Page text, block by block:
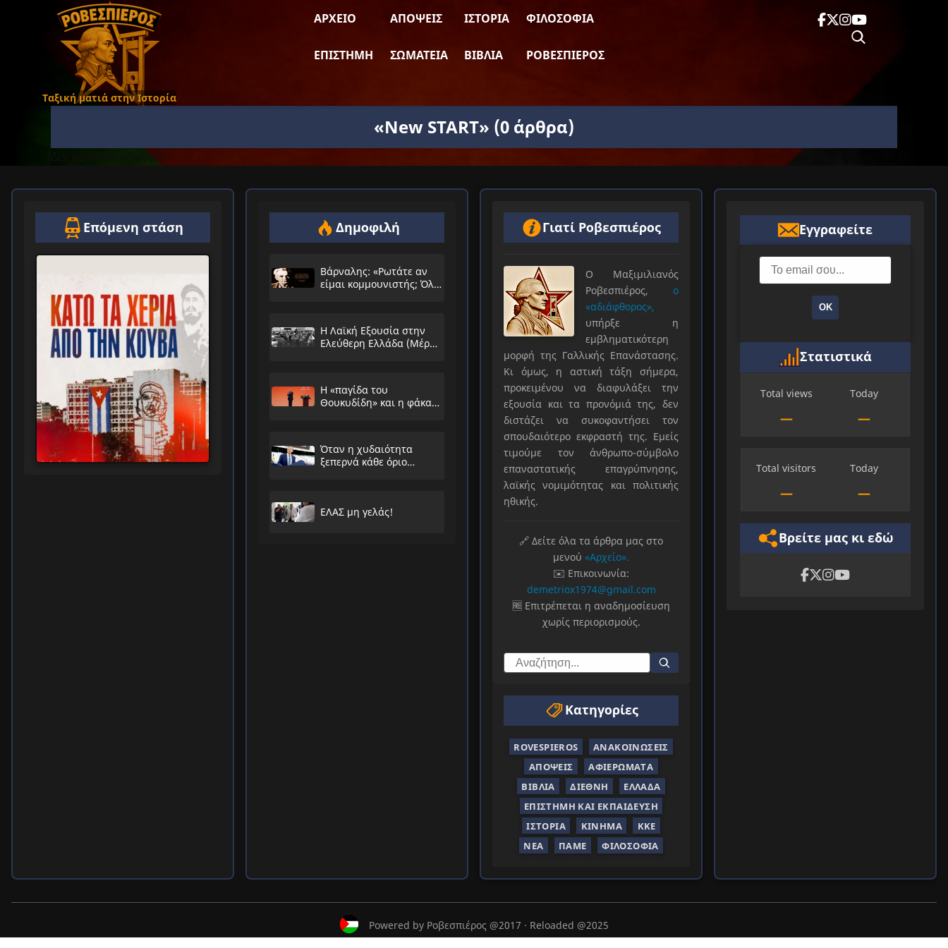
Ταξική ματιά στην Ιστορία
ΑΡΧΕΊΟ ΑΠΌΨΕΙΣ ΙΣΤΟΡΊΑ ΦΙΛΟΣΟΦΊΑ
ΕΠΙΣΤΉΜΗ ΣΩΜΑΤΕΊΑ ΒΙΒΛΊΑ ΡΟΒΕΣΠΙΈΡΟΣ
«New START» (0 άρθρα)
Δεν βρέθηκαν άρθρα
Επόμενη στάση Δημοφιλή
Βάρναλης: «Ρωτάτε αν
είμαι κομμουνιστής; Όλο
Η Λαϊκή Εξουσία στην
Ελεύθερη Ελλάδα (Μέρος
Η «παγίδα του
Θουκυδίδη» και η φάκα
Όταν η χυδαιότητα
ξεπερνά κάθε όριο…
ΕΛΑΣ μη γελάς!
Γιατί Ροβεσπιέρος
Ο Μαξιμιλιανός
Ροβεσπιέρος, ο
«αδιάφθορος»,
υπήρξε η
εμβληματικότερη
μορφή της Γαλλικής Επανάστασης.
Κι όμως, η αστική τάξη σήμερα,
προκειμένου να διαφυλάξει την
εξουσία και τα προνόμιά της, δεν
διστάζει να συκοφαντήσει τον
σπουδαιότερο εκφραστή της. Εμείς
τιμούμε τον άνθρωπο-σύμβολο
επαναστατικής επαγρύπνησης,
λαϊκής νομιμότητας και πολιτικής
ηθικής.
🔗 Δείτε όλα τα άρθρα μας στο
μενού «Αρχείο».
✉️ Επικοινωνία:
demetriox1974@gmail.com
🆓 Επιτρέπεται η αναδημοσίευση
χωρίς περιορισμούς.
Κατηγορίες
ROVESPIEROS
ΑΝΑΚΟΙΝΏΣΕΙΣ
ΑΠΌΨΕΙΣ
ΑΦΙΕΡΏΜΑΤΑ
ΒΙΒΛΊΑ
ΔΙΕΘΝΉ
ΕΛΛΆΔΑ
ΕΠΙΣΤΉΜΗ ΚΑΙ ΕΚΠΑΊΔΕΥΣΗ
ΙΣΤΟΡΊΑ
ΚΊΝΗΜΑ
ΚΚΕ
ΝΈΑ
ΠΑΜΕ ΦΙΛΟΣΟΦΊΑ
Εγγραφείτε
ΟΚ
Στατιστικά
Total views
—
Today
—
Total visitors
—
Today
—
Βρείτε μας κι εδώ
Powered by Ροβεσπιέρος @2017 · Reloaded @2025